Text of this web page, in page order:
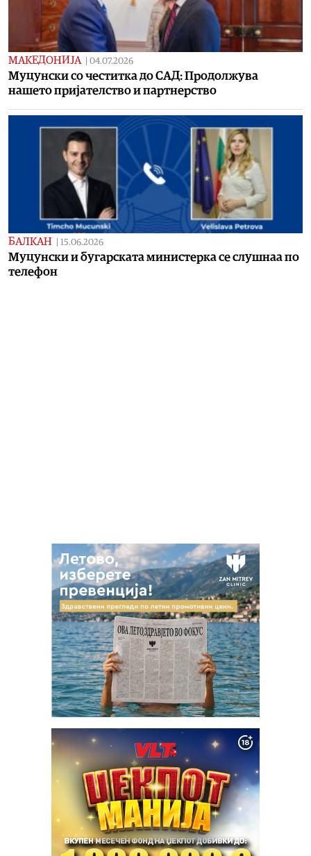
МАКЕДОНИЈА | 04.07.2026
Муцунски со честитка до САД: Продолжува
нашето пријателство и партнерство
БАЛКАН | 15.06.2026
Mуцунски и бугарската министерка се слушнаа по
телефон